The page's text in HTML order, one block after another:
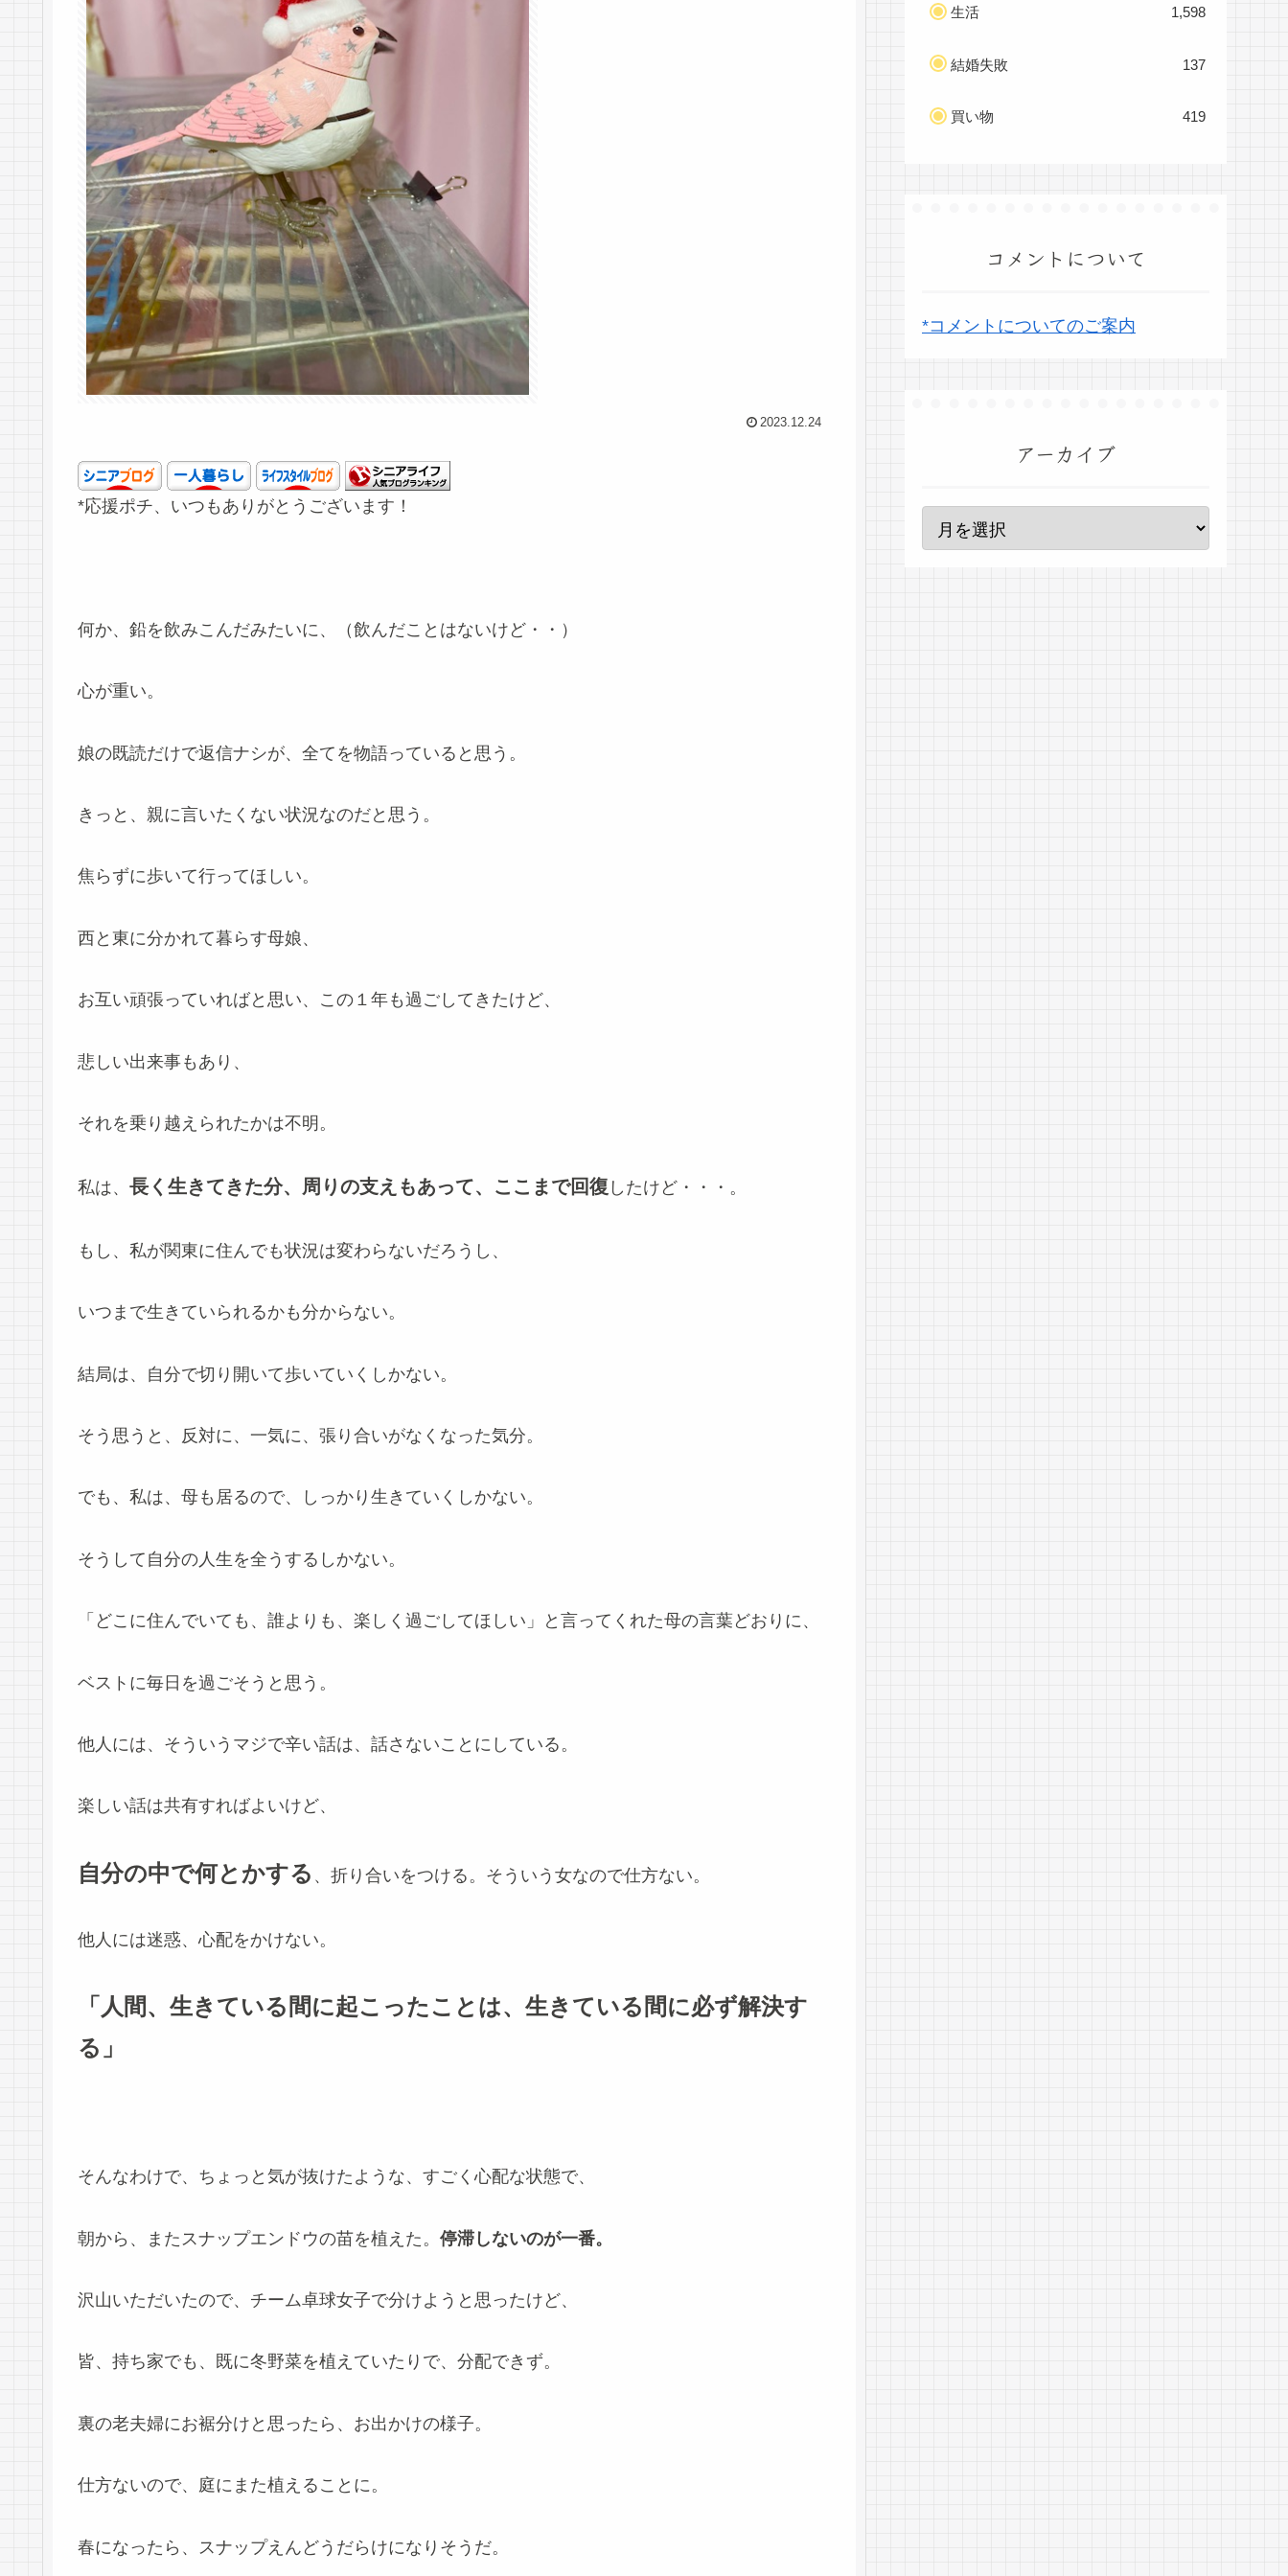
2023.12.24
*応援ポチ、いつもありがとうございます！
何か、鉛を飲みこんだみたいに、（飲んだことはないけど・・）
心が重い。
娘の既読だけで返信ナシが、全てを物語っていると思う。
きっと、親に言いたくない状況なのだと思う。
焦らずに歩いて行ってほしい。
西と東に分かれて暮らす母娘、
お互い頑張っていればと思い、この１年も過ごしてきたけど、
悲しい出来事もあり、
それを乗り越えられたかは不明。
私は、 長く生きてきた分、周りの支えもあって、ここまで回復 したけど・・・。
もし、私が関東に住んでも状況は変わらないだろうし、
いつまで生きていられるかも分からない。
結局は、自分で切り開いて歩いていくしかない。
そう思うと、反対に、一気に、張り合いがなくなった気分。
でも、私は、母も居るので、しっかり生きていくしかない。
そうして自分の人生を全うするしかない。
「どこに住んでいても、誰よりも、楽しく過ごしてほしい」と言ってくれた母の言葉どおりに、
ベストに毎日を過ごそうと思う。
他人には、そういうマジで辛い話は、話さないことにしている。
楽しい話は共有すればよいけど、
自分の中で何とかする 、折り合いをつける。そういう女なので仕方ない。
他人には迷惑、心配をかけない。
「人間、生きている間に起こったことは、生きている間に必ず解決す
る」
そんなわけで、ちょっと気が抜けたような、すごく心配な状態で、
朝から、またスナップエンドウの苗を植えた。 停滞しないのが一番。
沢山いただいたので、チーム卓球女子で分けようと思ったけど、
皆、持ち家でも、既に冬野菜を植えていたりで、分配できず。
裏の老夫婦にお裾分けと思ったら、お出かけの様子。
仕方ないので、庭にまた植えることに。
春になったら、スナップえんどうだらけになりそうだ。
生活 1,598
結婚失敗 137
買い物 419
コメントについて
*コメントについてのご案内
アーカイブ